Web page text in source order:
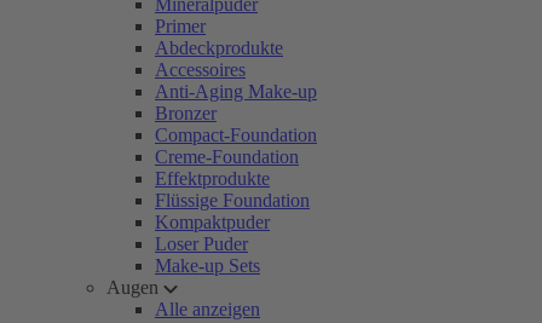
Mineralpuder
Primer
Abdeckprodukte
Accessoires
Anti-Aging Make-up
Bronzer
Compact-Foundation
Creme-Foundation
Effektprodukte
Flüssige Foundation
Kompaktpuder
Loser Puder
Make-up Sets
Augen
Alle anzeigen